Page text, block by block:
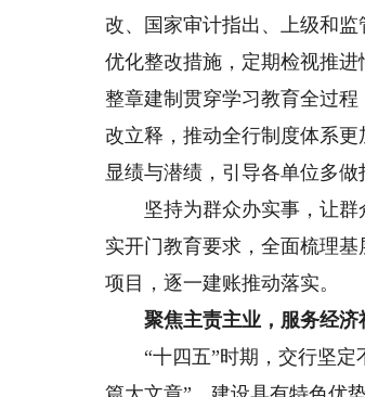
改、国家审计指出、上级和
优化整改措施，定期检视推
整章建制贯穿学习教育全过
改立释，推动全行制度体系更
显绩与潜绩，引导各单位多
坚持为群众办实事，让群
实开门教育要求，全面梳理
项目，逐一建账推动落实。
聚焦主责主业，服务经
“十四五”时期，交行坚定